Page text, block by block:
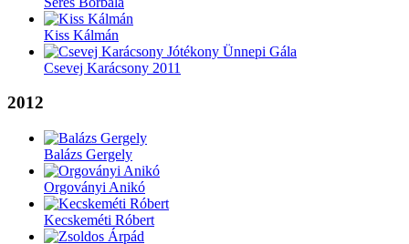
Kiss Kálmán
Csevej Karácsony 2011
2012
Balázs Gergely
Orgoványi Anikó
Kecskeméti Róbert